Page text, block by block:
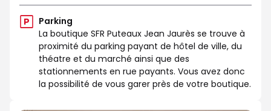
Parking
La boutique SFR Puteaux Jean Jaurès se trouve à
proximité du parking payant de hôtel de ville, du
théatre et du marché ainsi que des
stationnements en rue payants. Vous avez donc
la possibilité de vous garer près de votre boutique.